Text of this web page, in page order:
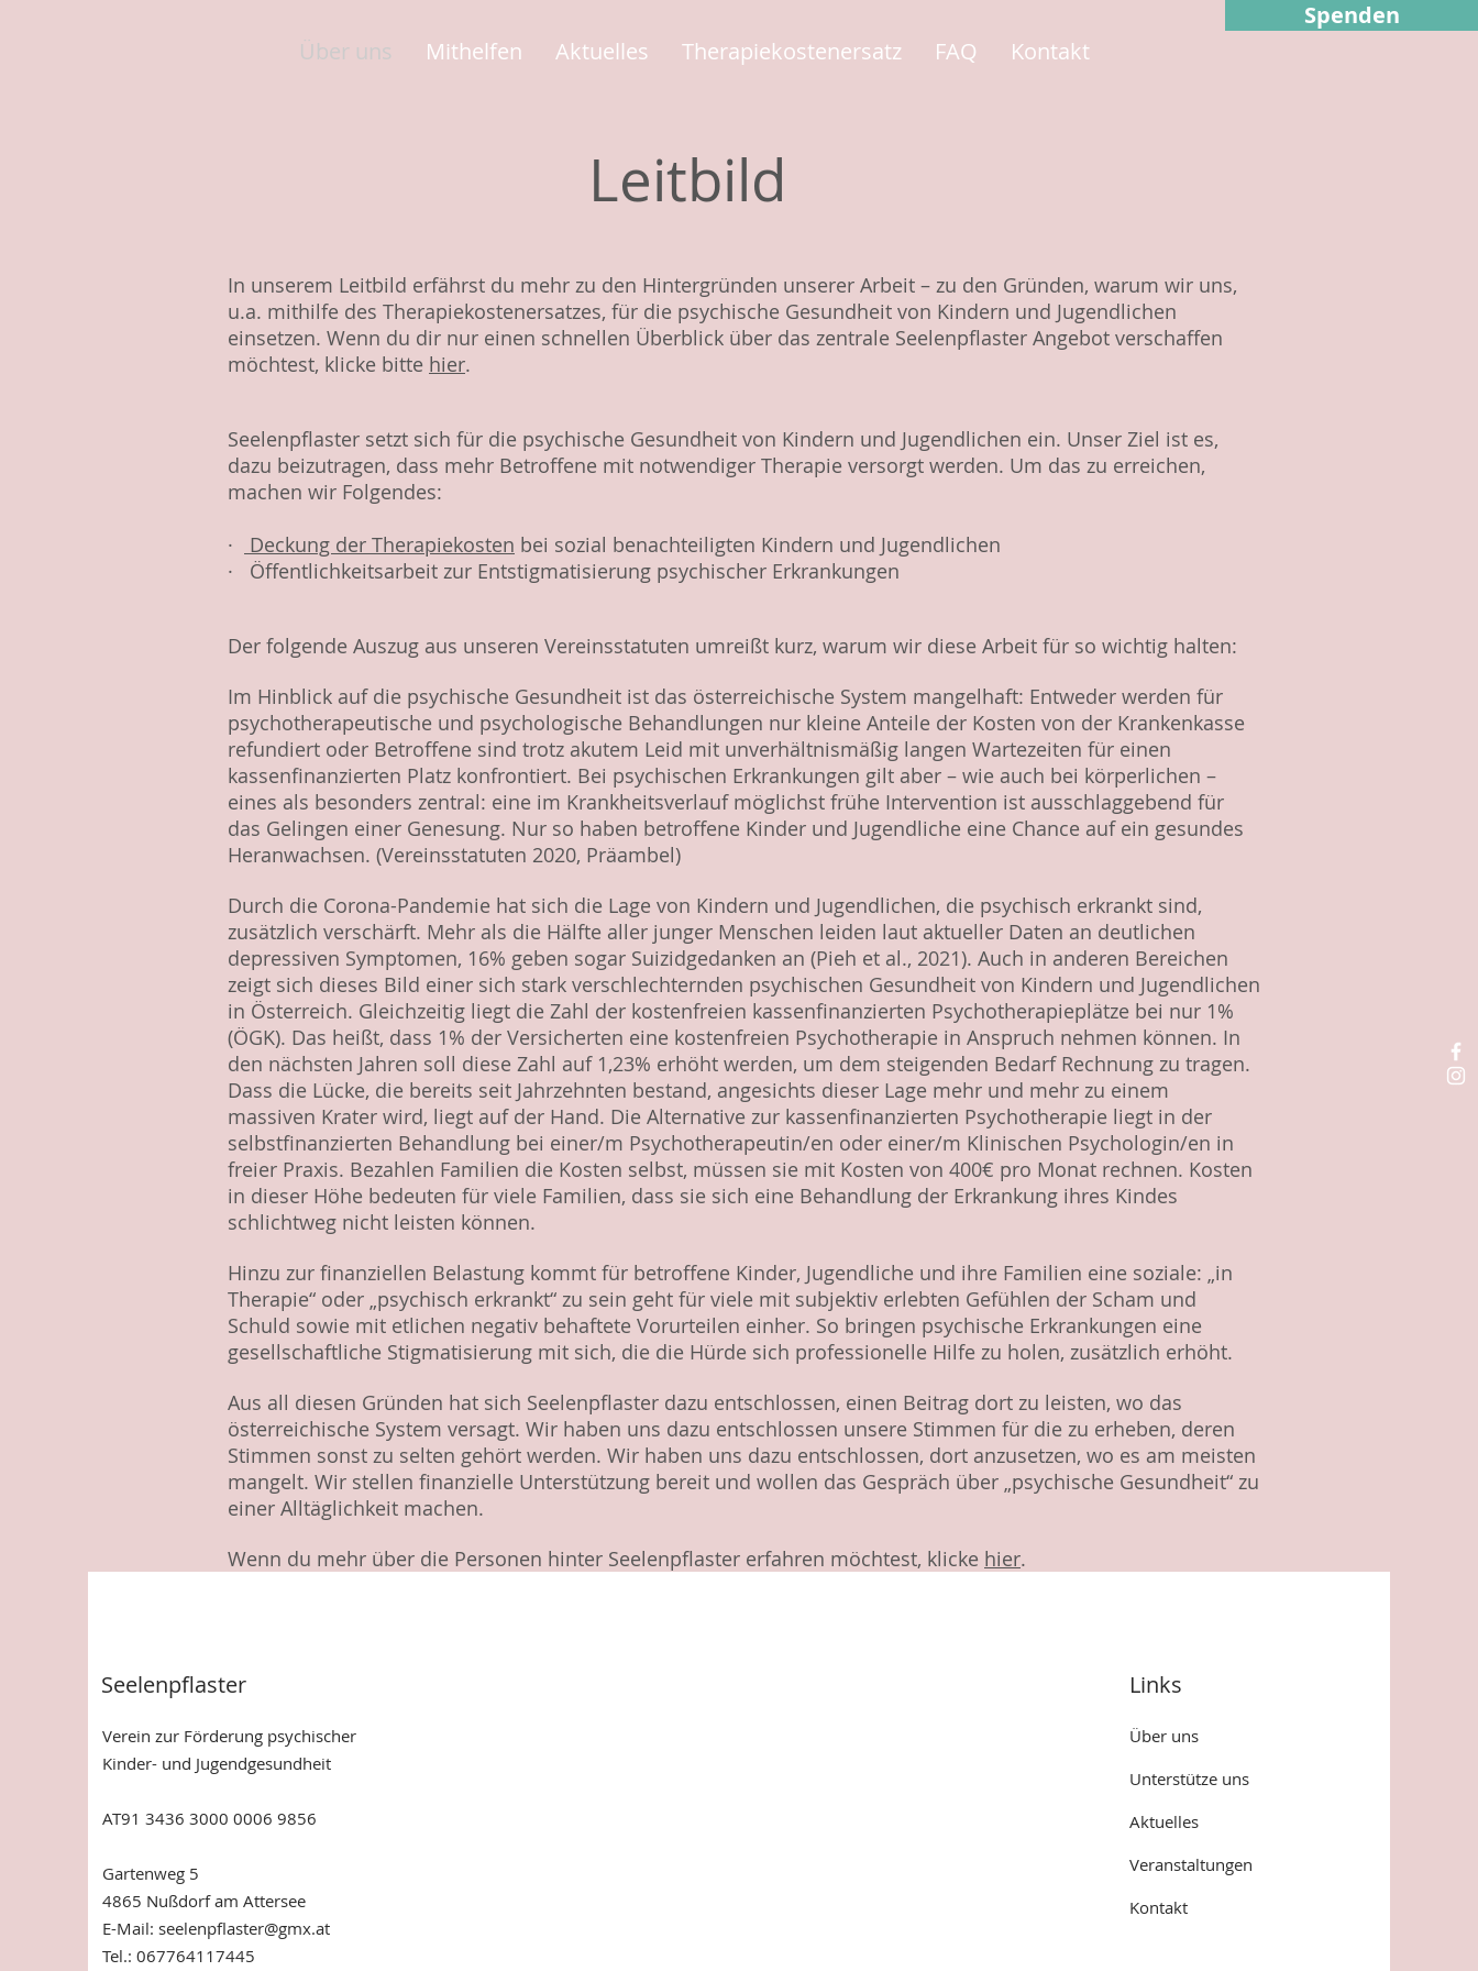
Spenden
Über uns
Mithelfen Aktuelles Therapiekostenersatz FAQ Kontakt
Leitbild
In unserem Leitbild erfährst du mehr zu den Hintergründen unserer Arbeit – zu den Gründen, warum wir uns,
u.a. mithilfe des Therapiekostenersatzes, für die psychische Gesundheit von Kindern und Jugendlichen
einsetzen. Wenn du dir nur einen schnellen Überblick über das zentrale Seelenpflaster Angebot verschaffen
möchtest, klicke bitte hier.
Seelenpflaster setzt sich für die psychische Gesundheit von Kindern und Jugendlichen ein. Unser Ziel ist es,
dazu beizutragen, dass mehr Betroffene mit notwendiger Therapie versorgt werden. Um das zu erreichen,
machen wir Folgendes:
·
Deckung der Therapiekosten bei sozial benachteiligten Kindern und Jugendlichen
· Öffentlichkeitsarbeit zur Entstigmatisierung psychischer Erkrankungen
Der folgende Auszug aus unseren Vereinsstatuten umreißt kurz, warum wir diese Arbeit für so wichtig halten:
Im Hinblick auf die psychische Gesundheit ist das österreichische System mangelhaft: Entweder werden für
psychotherapeutische und psychologische Behandlungen nur kleine Anteile der Kosten von der Krankenkasse
refundiert oder Betroffene sind trotz akutem Leid mit unverhältnismäßig langen Wartezeiten für einen
kassenfinanzierten Platz konfrontiert. Bei psychischen Erkrankungen gilt aber – wie auch bei körperlichen –
eines als besonders zentral: eine im Krankheitsverlauf möglichst frühe Intervention ist ausschlaggebend für
das Gelingen einer Genesung. Nur so haben betroffene Kinder und Jugendliche eine Chance auf ein gesundes
Heranwachsen. (Vereinsstatuten 2020, Präambel)
Durch die Corona-Pandemie hat sich die Lage von Kindern und Jugendlichen, die psychisch erkrankt sind,
zusätzlich verschärft. Mehr als die Hälfte aller junger Menschen leiden laut aktueller Daten an deutlichen
depressiven Symptomen, 16% geben sogar Suizidgedanken an (Pieh et al., 2021). Auch in anderen Bereichen
zeigt sich dieses Bild einer sich stark verschlechternden psychischen Gesundheit von Kindern und Jugendlichen
in Österreich. Gleichzeitig liegt die Zahl der kostenfreien kassenfinanzierten Psychotherapieplätze bei nur 1%
(ÖGK). Das heißt, dass 1% der Versicherten eine kostenfreien Psychotherapie in Anspruch nehmen können. In
den nächsten Jahren soll diese Zahl auf 1,23% erhöht werden, um dem steigenden Bedarf Rechnung zu tragen.
Dass die Lücke, die bereits seit Jahrzehnten bestand, angesichts dieser Lage mehr und mehr zu einem
massiven Krater wird, liegt auf der Hand. Die Alternative zur kassenfinanzierten Psychotherapie liegt in der
selbstfinanzierten Behandlung bei einer/m Psychotherapeutin/en oder einer/m Klinischen Psychologin/en in
freier Praxis. Bezahlen Familien die Kosten selbst, müssen sie mit Kosten von 400€ pro Monat rechnen. Kosten
in dieser Höhe bedeuten für viele Familien, dass sie sich eine Behandlung der Erkrankung ihres Kindes
schlichtweg nicht leisten können.
Hinzu zur finanziellen Belastung kommt für betroffene Kinder, Jugendliche und ihre Familien eine soziale: „in
Therapie“ oder „psychisch erkrankt“ zu sein geht für viele mit subjektiv erlebten Gefühlen der Scham und
Schuld sowie mit etlichen negativ behaftete Vorurteilen einher. So bringen psychische Erkrankungen eine
gesellschaftliche Stigmatisierung mit sich, die die Hürde sich professionelle Hilfe zu holen, zusätzlich erhöht.
Aus all diesen Gründen hat sich Seelenpflaster dazu entschlossen, einen Beitrag dort zu leisten, wo das
österreichische System versagt. Wir haben uns dazu entschlossen unsere Stimmen für die zu erheben, deren
Stimmen sonst zu selten gehört werden. Wir haben uns dazu entschlossen, dort anzusetzen, wo es am meisten
mangelt. Wir stellen finanzielle Unterstützung bereit und wollen das Gespräch über „psychische Gesundheit“ zu
einer Alltäglichkeit machen.
Wenn du mehr über die Personen hinter Seelenpflaster erfahren möchtest, klicke hier.
Seelenpflaster
Verein zur Förderung psychischer
Kinder- und Jugendgesundheit
AT91 3436 3000 0006 9856
Gartenweg 5
4865 Nußdorf am Attersee
E-Mail: seelenpflaster@gmx.at
Tel.: 067764117445
Links
Über uns
Unterstütze uns
Aktuelles
Veranstaltungen
Kontakt